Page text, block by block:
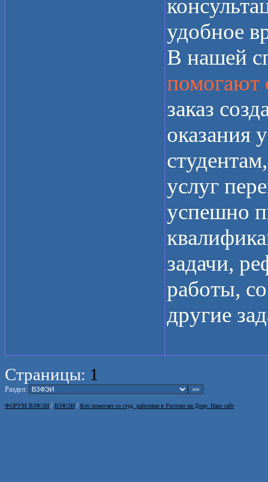
удобное
В нашей
помогают
заказ
оказания
услуг
успешно
задачи,
работы,
другие
Страницы: 1
Раздел:
ФОРУМ ВЗФЭИ /ВЗФЭИ /Кто помогает со студ. работами в Ростове на Дону. Наш сайт